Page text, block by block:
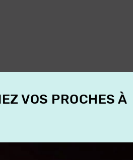
VOS PROCHES À